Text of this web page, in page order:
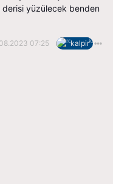
derisi yüzülecek benden
07:25 kalpir